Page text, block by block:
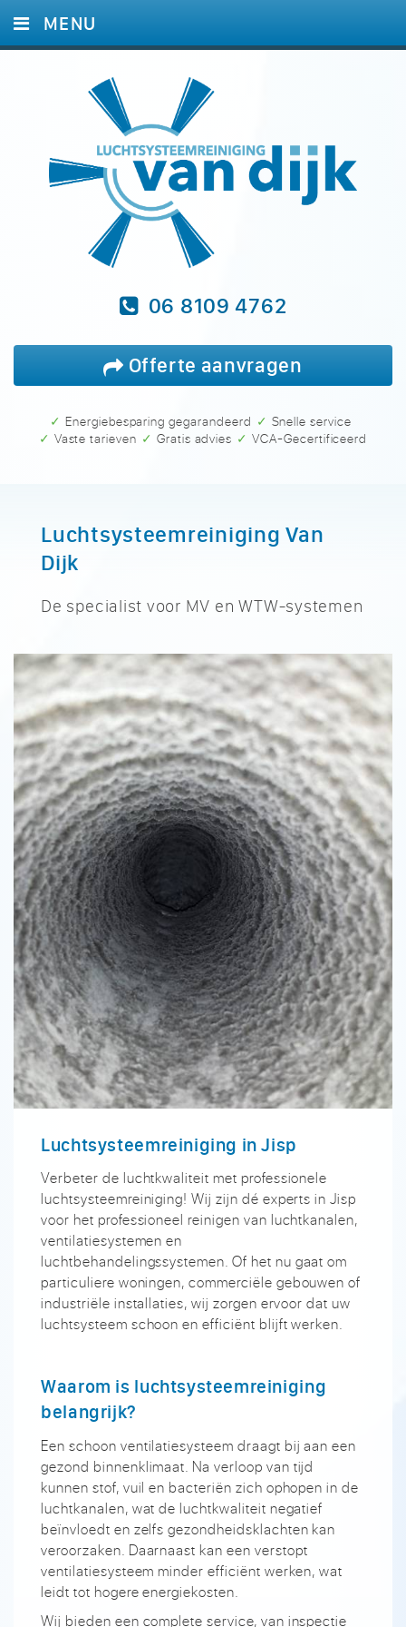
06 8109 4762
Offerte aanvragen
✓ Energiebesparing gegarandeerd
✓ Snelle service
✓ Vaste tarieven
✓ Gratis advies ✓ VCA-Gecertificeerd
MENU
DIENSTEN
REFERENTIES
VRAGEN
Luchtsysteemreiniging Van
Dijk
De specialist voor MV en WTW-systemen
Luchtsysteemreiniging in Jisp
Verbeter de luchtkwaliteit met professionele
luchtsysteemreiniging! Wij zijn dé experts in Jisp
voor het professioneel reinigen van luchtkanalen,
ventilatiesystemen en
luchtbehandelingssystemen. Of het nu gaat om
particuliere woningen, commerciële gebouwen of
industriële installaties, wij zorgen ervoor dat uw
luchtsysteem schoon en efficiënt blijft werken.
Waarom is luchtsysteemreiniging
belangrijk?
Een schoon ventilatiesysteem draagt bij aan een
gezond binnenklimaat. Na verloop van tijd
kunnen stof, vuil en bacteriën zich ophopen in de
luchtkanalen, wat de luchtkwaliteit negatief
beïnvloedt en zelfs gezondheidsklachten kan
veroorzaken. Daarnaast kan een verstopt
ventilatiesysteem minder efficiënt werken, wat
leidt tot hogere energiekosten.
Wij bieden een complete service, van inspectie